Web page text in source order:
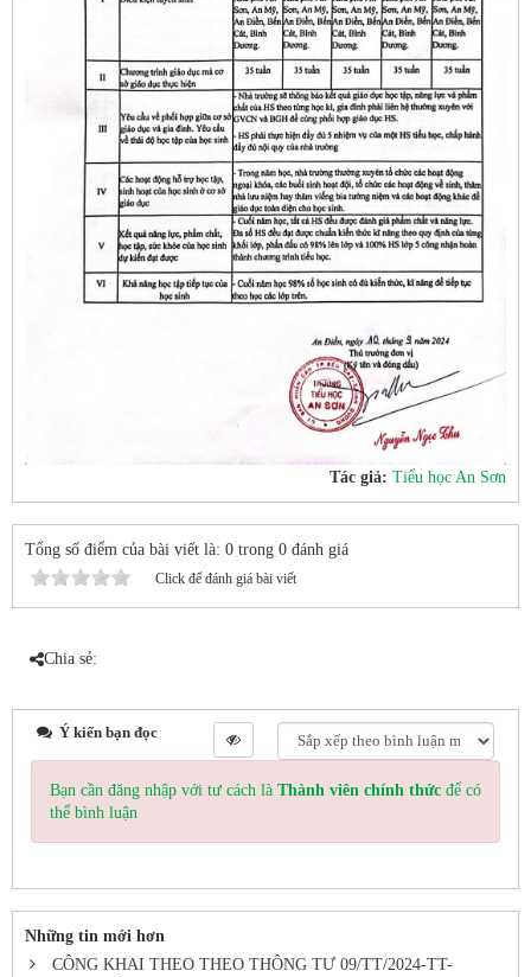
Tác giả: Tiểu học An Sơn
Tổng số điểm của bài viết là: 0 trong 0 đánh giá
Click để đánh giá bài viết
Chia sẻ:
Ý kiến bạn đọc
Bạn cần đăng nhập với tư cách là Thành viên chính thức để có
thể bình luận
Những tin mới hơn
CÔNG KHAI THEO THEO THÔNG TƯ 09/TT/2024-TT-